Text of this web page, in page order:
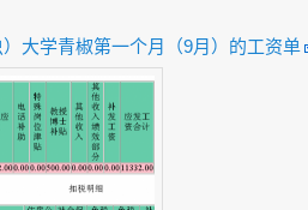
）大学青椒第一个月（9月）的工资单